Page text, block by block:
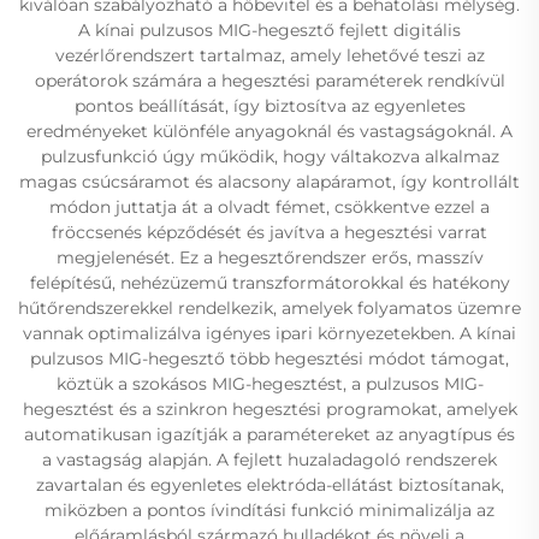
kiválóan szabályozható a hőbevitel és a behatolási mélység.
A kínai pulzusos MIG-hegesztő fejlett digitális
vezérlőrendszert tartalmaz, amely lehetővé teszi az
operátorok számára a hegesztési paraméterek rendkívül
pontos beállítását, így biztosítva az egyenletes
eredményeket különféle anyagoknál és vastagságoknál. A
pulzusfunkció úgy működik, hogy váltakozva alkalmaz
magas csúcsáramot és alacsony alapáramot, így kontrollált
módon juttatja át a olvadt fémet, csökkentve ezzel a
fröccsenés képződését és javítva a hegesztési varrat
megjelenését. Ez a hegesztőrendszer erős, masszív
felépítésű, nehézüzemű transzformátorokkal és hatékony
hűtőrendszerekkel rendelkezik, amelyek folyamatos üzemre
vannak optimalizálva igényes ipari környezetekben. A kínai
pulzusos MIG-hegesztő több hegesztési módot támogat,
köztük a szokásos MIG-hegesztést, a pulzusos MIG-
hegesztést és a szinkron hegesztési programokat, amelyek
automatikusan igazítják a paramétereket az anyagtípus és
a vastagság alapján. A fejlett huzaladagoló rendszerek
zavartalan és egyenletes elektróda-ellátást biztosítanak,
miközben a pontos ívindítási funkció minimalizálja az